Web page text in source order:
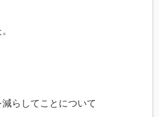
減らしてことについて